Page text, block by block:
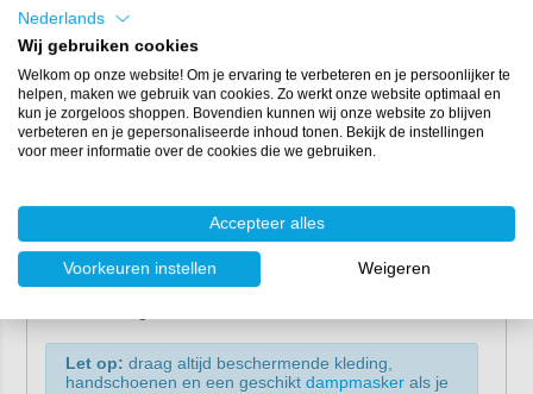
ofHempel Conversion Primer
goede staat).
Roer de inhoud voor gebruik.
Breng 1 laag Tiecoat aan. Het aanbrengen van de
verankeringslaag op Light Primer is minimaal mogelijk
na 4 uur bij 20°C en maximaal na 72 uur.
soepele streken aan voor een volledige dekking.
Uitlopers kunnen worden verwijderd voordat de verf
droogt.
Na 8-48 uur kun jeHempel Silic One
Let op: draag altijd beschermende kleding,
handschoenen en een geschikt dampmaskerals je
Nederlands
Wij gebruiken cookies
Welkom op onze website! Om je ervaring te verbeteren en je persoonlijker te
helpen, maken we gebruik van cookies. Zo werkt onze website optimaal en
kun je zorgeloos shoppen. Bovendien kunnen wij onze website zo blijven
verbeteren en je gepersonaliseerde inhoud tonen. Bekijk de instellingen
voor meer informatie over de cookies die we gebruiken.
Accepteer alles
Voorkeuren instellen Weigeren